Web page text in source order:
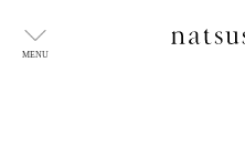
MENU